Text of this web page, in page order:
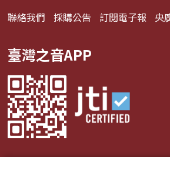
聯絡我們 採購公告 訂閱電子報 央
臺灣之音APP